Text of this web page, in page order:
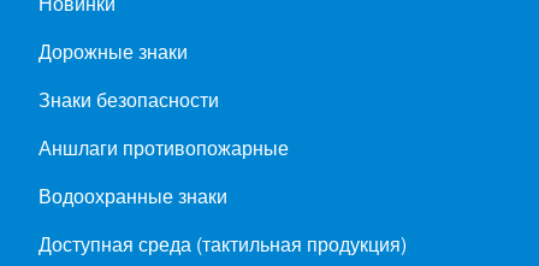
Дорожные знаки
Знаки безопасности
Аншлаги противопожарные
Водоохранные знаки
Доступная среда (тактильная продукция)